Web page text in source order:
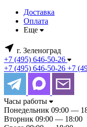
Доставка
Оплата
Еще
г. Зеленоград
+7 (495) 646-50-26
+7 (495) 646-50-26 +7
Часы работы
Понедельник 09:00 —
Вторник 09:00 — 18:00